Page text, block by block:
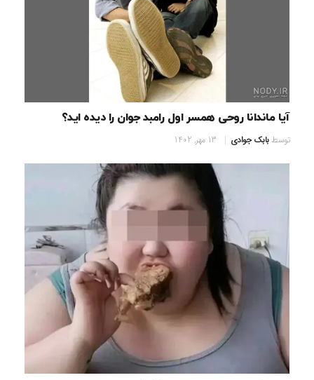
آیا ماندانا روحی همسر اول رامبد جوان را دیده اید؟
توسطبابک جوادی 13 مهر, 1402